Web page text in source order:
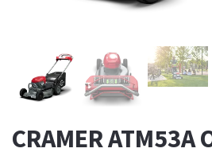
CRAMER